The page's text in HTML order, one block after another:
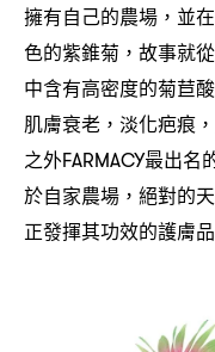
擁有自己的農場 ， 並
色的紫錐菊 ， 故事就
中含有高密度的菊苣酸
肌膚衰老 ， 淡化疤痕 ，
之外FARMACY最出名
於自家農場 ， 絕對的
正發揮其功效的護膚